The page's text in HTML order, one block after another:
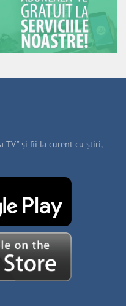
TV” și fii la curent cu știri,